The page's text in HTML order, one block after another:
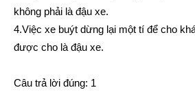
không phải là đậu xe.
4.Việc xe buýt dừng lại một tí để cho
được cho là đậu xe.
Câu trả lời đúng: 1